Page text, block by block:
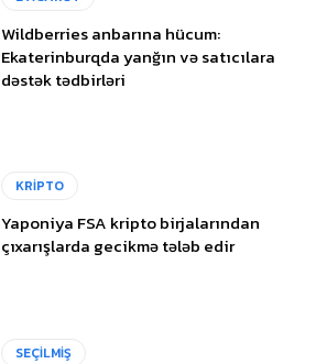
Wildberries anbarına hücum:
Ekaterinburqda yanğın və satıcılara
dəstək tədbirləri
KRİPTO
Yaponiya FSA kripto birjalarından
çıxarışlarda gecikmə tələb edir
SEÇİLMİŞ